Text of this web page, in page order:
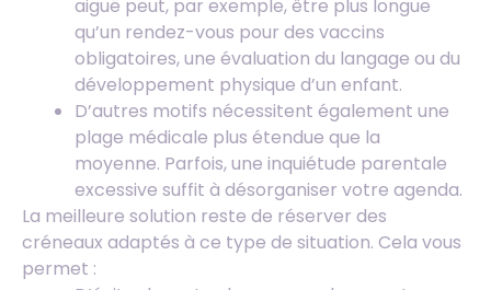
aiguë peut, par exemple, être plus longue
qu’un rendez-vous pour des vaccins
obligatoires, une évaluation du langage ou du
développement physique d’un enfant.
D’autres motifs nécessitent également une
plage médicale plus étendue que la
moyenne. Parfois, une inquiétude parentale
excessive suffit à désorganiser votre agenda.
La meilleure solution reste de réserver des
créneaux adaptés à ce type de situation. Cela vous
permet :